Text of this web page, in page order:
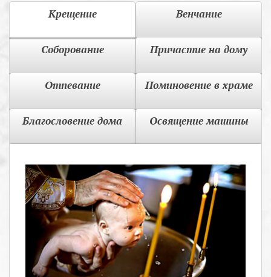
Крещение Венчание
Соборование Причастие на дому
Отпевание Поминовение в храме
Благословение дома Освящение машины